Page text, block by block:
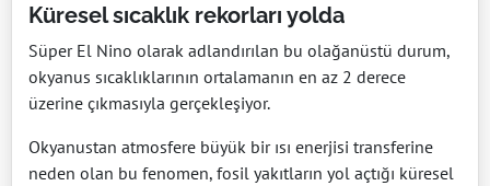
Küresel sıcaklık rekorları yolda
Süper El Nino olarak adlandırılan bu olağanüstü durum,
okyanus sıcaklıklarının ortalamanın en az 2 derece
üzerine çıkmasıyla gerçekleşiyor.
Okyanustan atmosfere büyük bir ısı enerjisi transferine
neden olan bu fenomen, fosil yakıtların yol açtığı küresel